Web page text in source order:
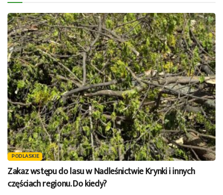
PODLASKIE
Zakaz wstępu do lasu w Nadleśnictwie Krynki i innych
częściach regionu. Do kiedy?